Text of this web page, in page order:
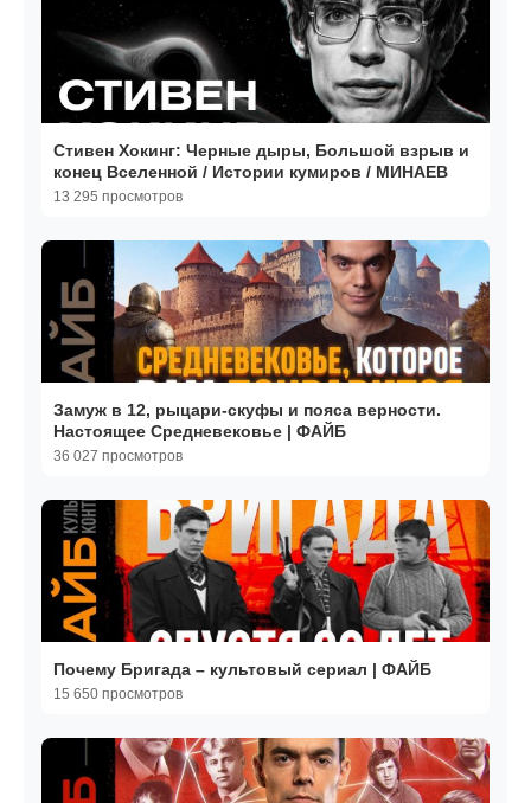
Стивен Хокинг: Черные дыры, Большой взрыв и
конец Вселенной / Истории кумиров / МИНАЕВ
13 295 просмотров
Замуж в 12, рыцари-скуфы и пояса верности.
Настоящее Средневековье | ФАЙБ
36 027 просмотров
Почему Бригада – культовый сериал | ФАЙБ
15 650 просмотров